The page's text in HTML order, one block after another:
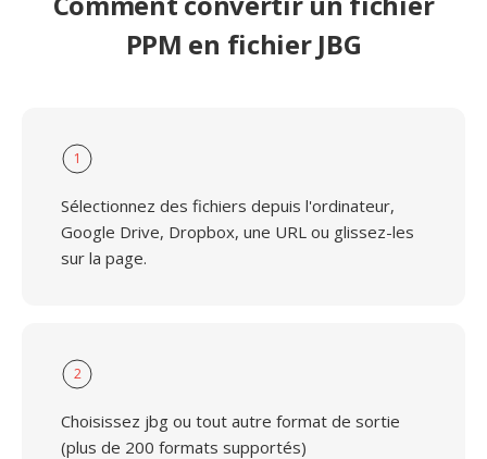
PPM en fichier JBG
1
Sélectionnez des fichiers depuis l'ordinateur,
Google Drive, Dropbox, une URL ou glissez-les
sur la page.
2
Choisissez jbg ou tout autre format de sortie
(plus de 200 formats supportés)